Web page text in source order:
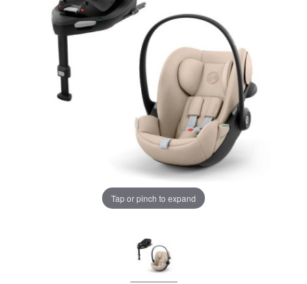
CAMERA COPILULUI
JUCARII
MARSUPII BEBELUSI
BABY MONITORS
CASA SI CURATENIE
Tap or pinch to expand
Chrome cu detalii negre 3246 lei
Verde cu detalii negre 5646 lei